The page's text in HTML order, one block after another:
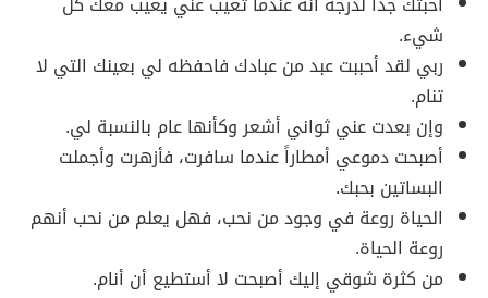
شيء.
ربي لقد أحببت عبد من عبادك فاحفظه لي بعينك التي لا
تنام.
وإن بعدت عني ثواني أشعر وكأنها عام بالنسبة لي.
أصبحت دموعي أمطاراً عندما سافرت، فأزهرت وأجملت
البساتين بحبك.
الحياة روعة في وجود من نحب، فهل يعلم من نحب أنهم
روعة الحياة.
من كثرة شوقي إليك أصبحت لا أستطيع أن أنام.